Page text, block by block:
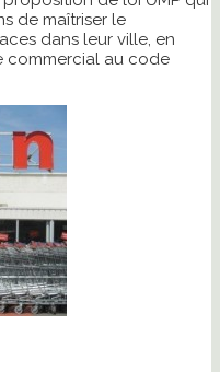
de maîtriser le
dans leur ville, en
commercial au code